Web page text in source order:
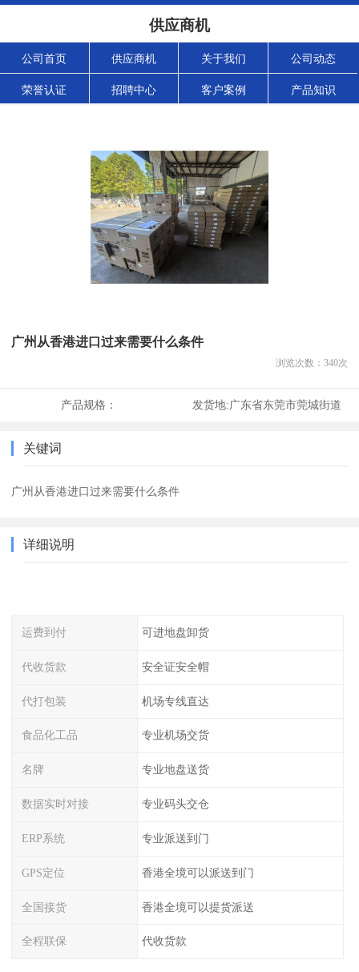
供应商机
公司首页 供应商机 关于我们 公司动态
荣誉认证 招聘中心 客户案例 产品知识
广州从香港进口过来需要什么条件
浏览次数： 340次
产品规格： 发货地:广东省东莞市莞城街道
关键词
广州从香港进口过来需要什么条件
详细说明
运费到付 可进地盘卸货
代收货款 安全证安全帽
代打包装 机场专线直达
食品化工品 专业机场交货
名牌 专业地盘送货
数据实时对接 专业码头交仓
ERP系统 专业派送到门
GPS定位 香港全境可以派送到门
全国接货 香港全境可以提货派送
全程联保 代收货款